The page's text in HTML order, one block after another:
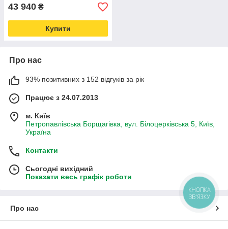
43 940 ₴
Купити
Про нас
93% позитивних з 152 відгуків за рік
Працює з 24.07.2013
м. Київ
Петропавлівська Борщагівка, вул. Білоцерківська 5, Київ,
Україна
Контакти
Сьогодні вихідний
Показати весь графік роботи
Про нас
КНОПКА
ЗВ'ЯЗКУ